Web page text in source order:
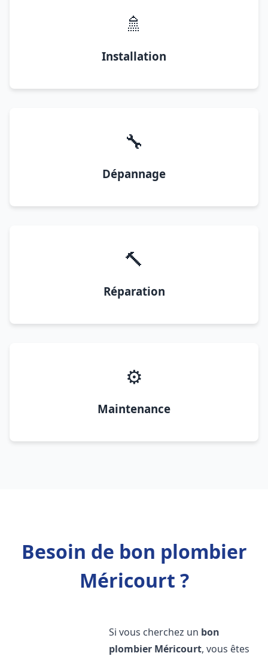
🚿
Installation
🔧
Dépannage
🔨
Réparation
⚙️
Maintenance
Besoin de bon plombier
Méricourt ?
Si vous cherchez un bon
plombier Méricourt, vous êtes